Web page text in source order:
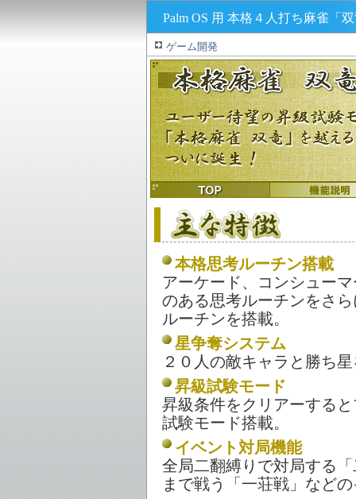
Palm OS 用 本格４人打ち麻雀「
ゲーム開発
本格思考ルーチン搭載
アーケード、コンシュー
のある思考ルーチンをさ
ルーチンを搭載。
星争奪システム
２０人の敵キャラと勝ち
昇級試験モード
昇級条件をクリアーする
試験モード搭載。
イベント対局機能
全局二翻縛りで対局する
まで戦う「一荘戦」など